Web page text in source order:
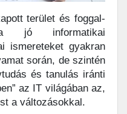
terület és foggal-
jó informatikai
ismereteket gyakran
során, de szintén
és tanulás iránti
az IT világában az,
a változásokkal.